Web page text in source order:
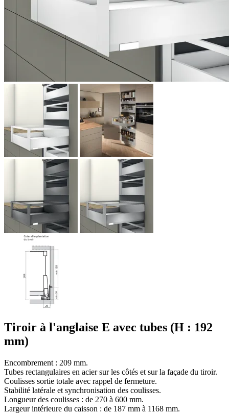
Tiroir à l'anglaise E avec tubes (H : 192
mm)
Encombrement : 209 mm.
Tubes rectangulaires en acier sur les côtés et sur la façade du tiroir.
Coulisses sortie totale avec rappel de fermeture.
Stabilité latérale et synchronisation des coulisses.
Longueur des coulisses : de 270 à 600 mm.
Largeur intérieure du caisson : de 187 mm à 1168 mm.